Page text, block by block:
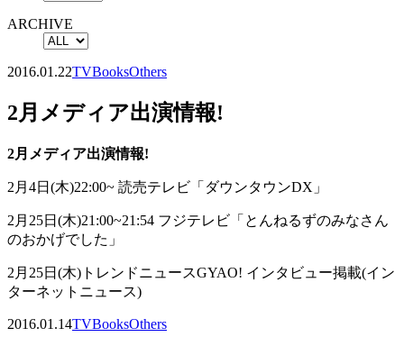
ARCHIVE
2016.01.22TVBooksOthers
2月メディア出演情報!
2月メディア出演情報!
2月4日(木)22:00~ 読売テレビ「ダウンタウンDX」
2月25日(木)21:00~21:54 フジテレビ「とんねるずのみなさん
のおかげでした」
2月25日(木)トレンドニュースGYAO! インタビュー掲載(イン
ターネットニュース)
2016.01.14TVBooksOthers